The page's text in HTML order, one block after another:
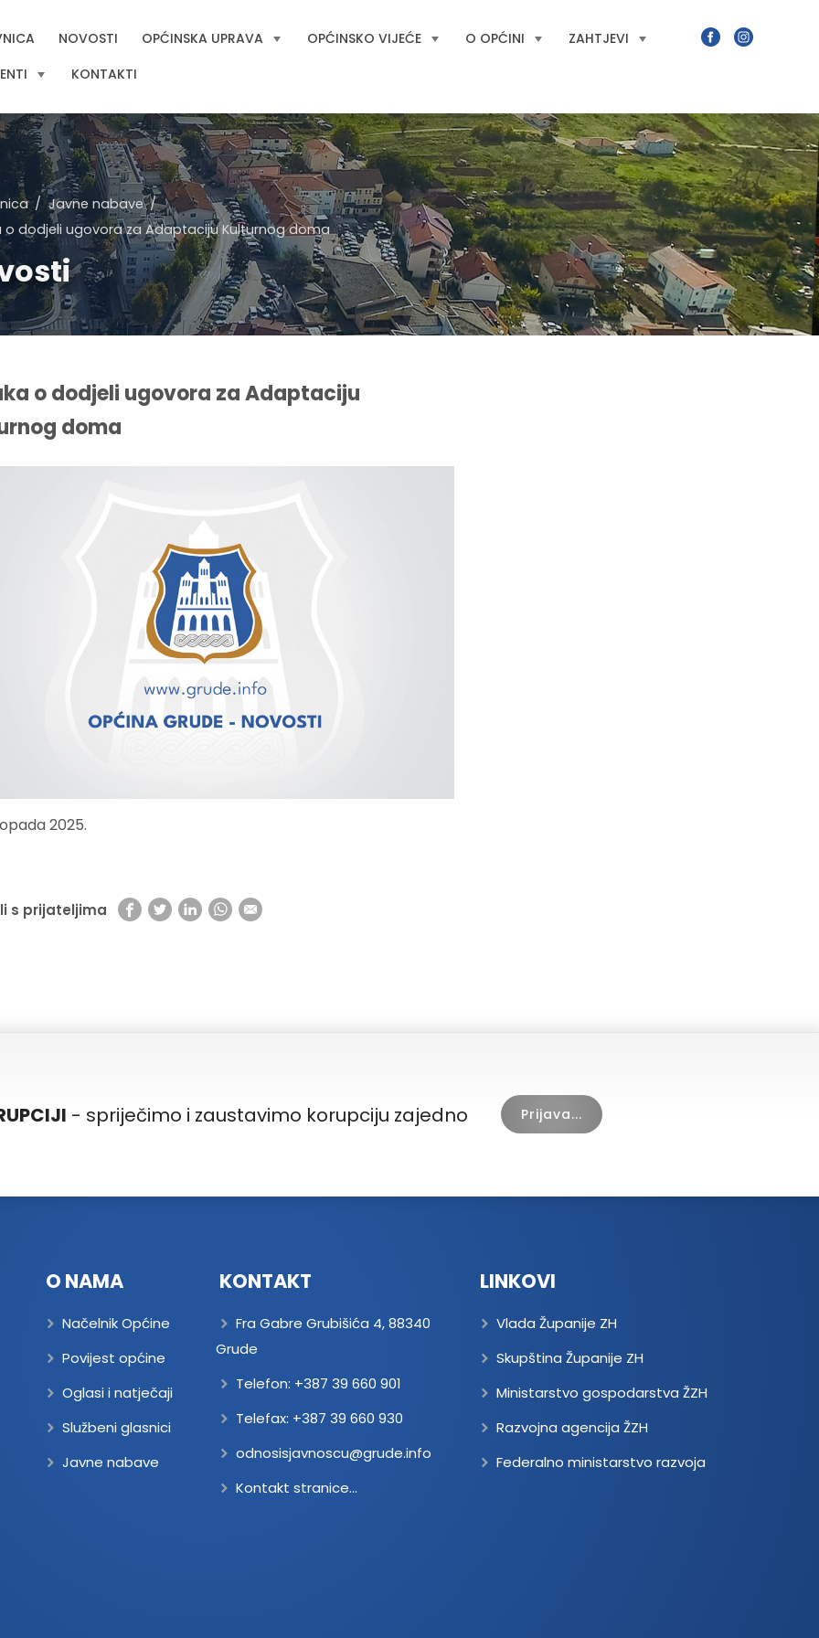
NOVOSTI OPĆINSKA UPRAVA OPĆINSKO VIJEĆE O OPĆINI
ZAHTJEVI
KONTAKTI
Javne nabave
o dodjeli ugovora za Adaptaciju Kulturnog doma
o dodjeli ugovora za Adaptaciju
doma
2025.
s prijateljima
- spriječimo i zaustavimo korupciju zajedno Prijava...
O NAMA
Načelnik Općine
Povijest općine
Oglasi i natječaji
Službeni glasnici
Javne nabave
KONTAKT
Fra Gabre Grubišića 4, 88340
Grude
Telefon: +387 39 660 901
Telefax: +387 39 660 930
odnosisjavnoscu@grude.info
Kontakt stranice...
LINKOVI
Vlada Županije ZH
Skupština Županije ZH
Ministarstvo gospodarstva ŽZH
Razvojna agencija ŽZH
Federalno ministarstvo razvoja